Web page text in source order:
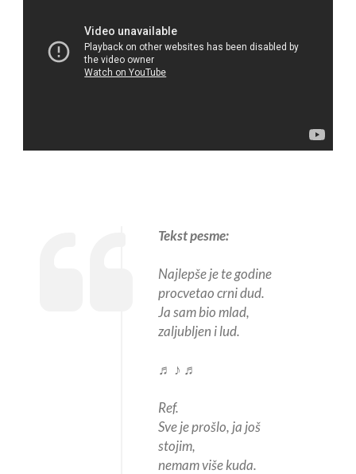
Tekst pesme:
Najlepše je te godine
procvetao crni dud.
Ja sam bio mlad,
zaljubljen i lud.
♬ ♪ ♬
Ref.
Sve je prošlo, ja još
stojim,
nemam više kuda.